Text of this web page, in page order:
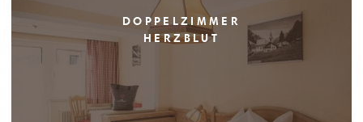
DOPPELZIMMER
HERZBLUT